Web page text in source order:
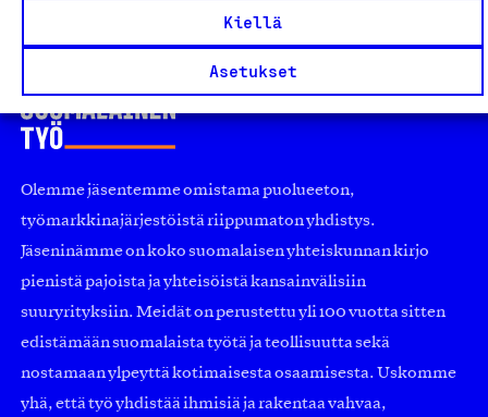
Kiellä
Asetukset
Olemme jäsentemme omistama puolueeton,
työmarkkinajärjestöistä riippumaton yhdistys.
Jäseninämme on koko suomalaisen yhteiskunnan kirjo
pienistä pajoista ja yhteisöistä kansainvälisiin
suuryrityksiin. Meidät on perustettu yli 100 vuotta sitten
edistämään suomalaista työtä ja teollisuutta sekä
nostamaan ylpeyttä kotimaisesta osaamisesta. Uskomme
yhä, että työ yhdistää ihmisiä ja rakentaa vahvaa,